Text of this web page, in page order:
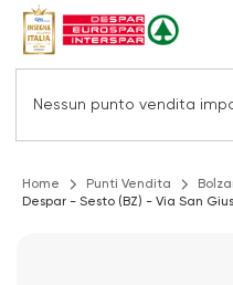
Home Punti Vendita
Despar - Sesto (BZ) - Via San